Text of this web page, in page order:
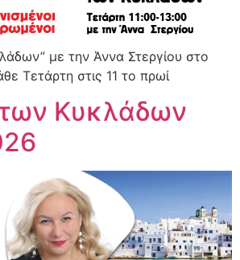
με την Άννα Στεργίου στο
Τετάρτη στις 11 το πρωί
Κυκλάδων